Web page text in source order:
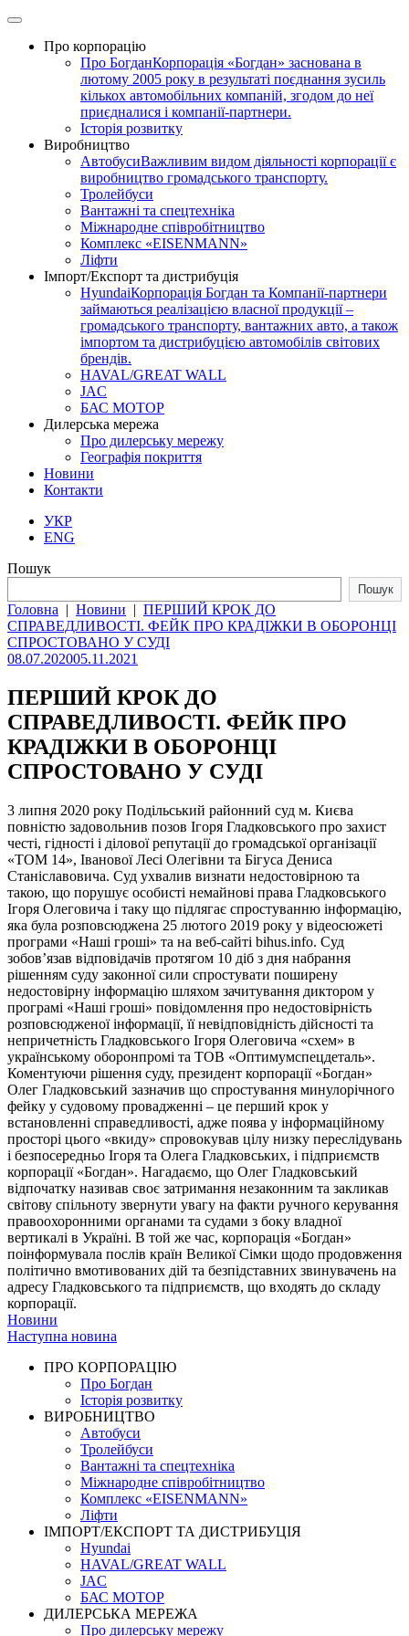
Skip
contentПро корпорацію
Про БогданКорпорація «Богдан» заснована в
лютому 2005 року в результаті поєднання зусиль
кількох автомобільних компаній, згодом до неї
приєдналися і компанії-партнери.
Історія розвитку
Виробництво
АвтобусиВажливим видом діяльності корпорації є
виробництво громадського транспорту.
Тролейбуси
Вантажні та спецтехніка
Міжнародне співробітництво
Комплекс «EISENMANN»
Ліфти
Імпорт/Експорт та дистрибуція
HyundaiКорпорація Богдан та Компанії-партнери
займаються реалізацією власної продукції –
громадського транспорту, вантажних авто, а також
імпортом та дистрибуцією автомобілів світових
брендів.
HAVAL/GREAT WALL
JAC
БАС МОТОР
Дилерська мережа
Про дилерську мережу
Географія покриття
Новини
Контакти
УКР
ENG
Пошук
Пошук
Головна | Новини | ПЕРШИЙ КРОК ДО
СПРАВЕДЛИВОСТІ. ФЕЙК ПРО КРАДІЖКИ В ОБОРОНЦІ
СПРОСТОВАНО У СУДІ
08.07.202005.11.2021
ПЕРШИЙ КРОК ДО
СПРАВЕДЛИВОСТІ. ФЕЙК ПРО
КРАДІЖКИ В ОБОРОНЦІ
СПРОСТОВАНО У СУДІ
3 липня 2020 року Подільський районний суд м. Києва
повністю задовольнив позов Ігоря Гладковського про захист
честі, гідності і ділової репутації до громадської організації
«ТОМ 14», Іванової Лесі Олегівни та Бігуса Дениса
Станіславовича. Суд ухвалив визнати недостовірною та
такою, що порушує особисті немайнові права Гладковського
Ігоря Олеговича і таку що підлягає спростуванню інформацію,
яка була розповсюджена 25 лютого 2019 року у відеосюжеті
програми «Наші гроші» та на веб-сайті bihus.info. Суд
зобов’язав відповідачів протягом 10 діб з дня набрання
рішенням суду законної сили спростувати поширену
недостовірну інформацію шляхом зачитування диктором у
програмі «Наші гроші» повідомлення про недостовірність
розповсюдженої інформації, її невідповідність дійсності та
непричетність Гладковського Ігоря Олеговича «схем» в
українському оборонпромі та ТОВ «Оптимумспецдеталь».
Коментуючи рішення суду, президент корпорації «Богдан»
Олег Гладковський зазначив що спростування минулорічного
фейку у судовому провадженні – це перший крок у
встановленні справедливості, адже поява у інформаційному
просторі цього «вкиду» спровокував цілу низку переслідувань
і безпосередньо Ігоря та Олега Гладковських, і підприємств
корпорації «Богдан». Нагадаємо, що Олег Гладковський
відпочатку називав своє затримання незаконним та закликав
світову спільноту звернути увагу на факти ручного керування
правоохоронними органами та судами з боку владної
вертикалі в Україні. В той же час, корпорація «Богдан»
поінформувала послів країн Великої Сімки щодо продовження
політично вмотивованих дій та безпідставних звинувачень на
адресу Гладковського та підприємств, що входять до складу
корпорації.
Новини
Навігація
записів
Наступна новина
ПРО КОРПОРАЦІЮ
Про Богдан
Історія розвитку
ВИРОБНИЦТВО
Автобуси
Тролейбуси
Вантажні та спецтехніка
Міжнародне співробітництво
Комплекс «EISENMANN»
Ліфти
ІМПОРТ/ЕКСПОРТ ТА ДИСТРИБУЦІЯ
Hyundai
HAVAL/GREAT WALL
JAC
БАС МОТОР
ДИЛЕРСЬКА МЕРЕЖА
Про дилерську мережу